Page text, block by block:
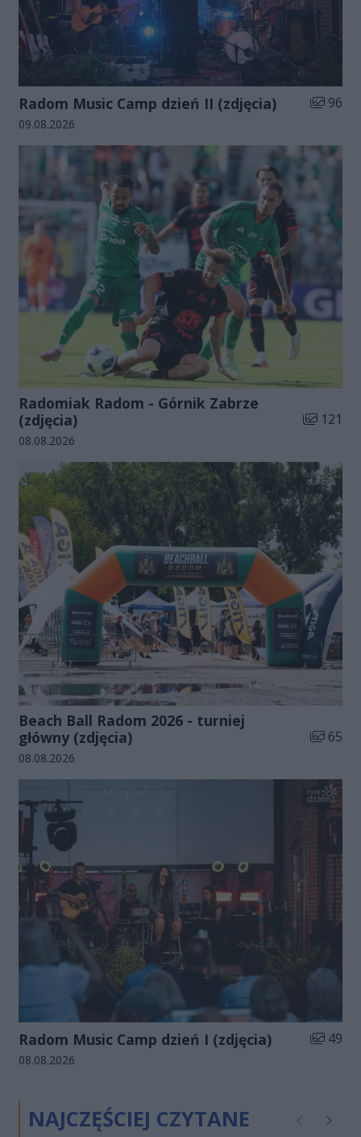
Radom Music Camp dzień II (zdjęcia) Liczba
96
Data dodania galerii:
09.08.2026
Radomiak Radom - Górnik Zabrze
(zdjęcia)
Liczba
121
Data dodania galerii:
08.08.2026
Beach Ball Radom 2026 - turniej
główny (zdjęcia)
Liczba
65
Data dodania galerii:
08.08.2026
Radom Music Camp dzień I (zdjęcia) Liczba
49
Data dodania galerii:
08.08.2026
NAJCZĘŚCIEJ CZYTANE Poprzednie